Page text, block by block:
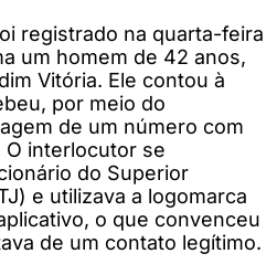
registrado na quarta-feira
um homem de 42 anos,
Vitória. Ele contou à
por meio do
de um número com
O interlocutor se
do Superior
e utilizava a logomarca
o que convenceu
de um contato legítimo.